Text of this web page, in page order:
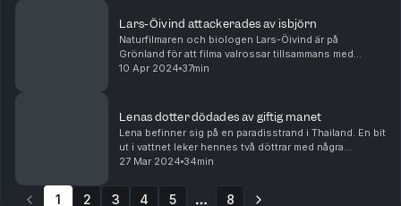
Lars-Öivind attackerades av isbjörn
Naturfilmaren och biologen Lars-Öivind är på
Grönland för att filma valrossar tillsammans med
kollegan Göran. Tidigt en morgon vaknar Lars Öivind
10 Apr 2024 37min
Lenas dotter dödades av giftig manet
Lena befinner sig på en paradisstrand i Thailand. En bit
ut i vattnet leker hennes två döttrar med några
kompisar. Plötsligt hör Lena ett skrik och ser sin
27 Mar 2024 34min
1 2 3 4 5 8